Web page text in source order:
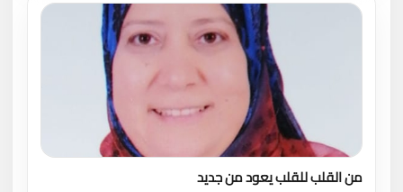
من القلب للقلب يعود من جديد